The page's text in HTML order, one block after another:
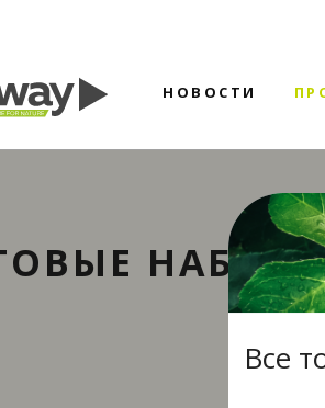
НОВОСТИ
Все